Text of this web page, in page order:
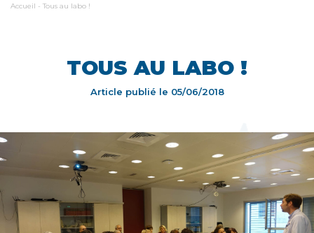
Accueil - Tous au labo !
TOUS AU LABO !
Article publié le 05/06/2018